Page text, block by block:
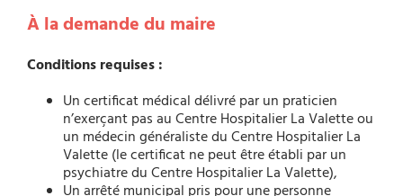
À la demande du maire
Conditions requises :
Un certificat médical délivré par un praticien
n’exerçant pas au Centre Hospitalier La Valette ou
un médecin généraliste du Centre Hospitalier La
Valette (le certificat ne peut être établi par un
psychiatre du Centre Hospitalier La Valette),
Un arrêté municipal pris pour une personne